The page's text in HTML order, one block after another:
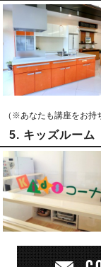
（※あなたも講座をお持
5. キッズルーム